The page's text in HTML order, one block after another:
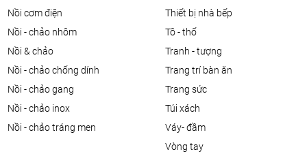
nồi cơm điện
nồi - chảo nhôm
nồi & chảo
nồi - chảo chống dính
nồi - chảo gang
nồi - chảo inox
nồi - chảo tráng men
thiết bị nhà bếp
tô - thố
tranh - tượng
trang trí bàn ăn
trang sức
túi xách
váy- đầm
vòng tay